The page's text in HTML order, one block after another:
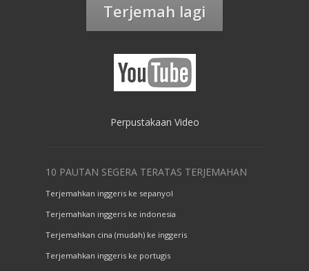
Terjemah lagi
Perpustakaan Video
10 PAUTAN SEGERA TERATAS TERJEMAHAN
Terjemahkan inggeris ke sepanyol
Terjemahkan inggeris ke indonesia
Terjemahkan cina (mudah) ke inggeris
Terjemahkan inggeris ke portugis